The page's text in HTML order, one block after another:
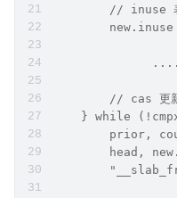
// inuse
new.inuse
// cas 更
} while
prior,
head,